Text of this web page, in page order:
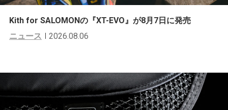
Kith for SALOMONの『XT-EVO』が8月7日に発売
ニュース
2026.08.06